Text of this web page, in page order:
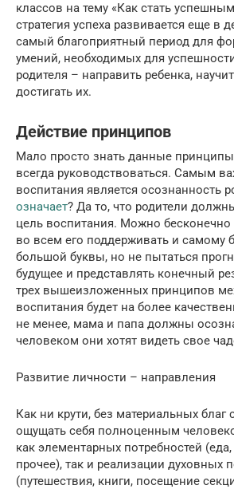
классов на тему «Как стать
стратегия успеха развивается еще в
самый благоприятный период для
умений, необходимых для
родителя – направить ребенка,
достигать их.
Действие принципов
Мало просто знать данные принципы
всегда руководствоваться. Самым
воспитания является осознанность
означает? Да то, что родители
цель воспитания. Можно бесконечно
во всем его поддерживать и самому
большой буквы, но не пытаться
будущее и представлять конечный
трех вышеизложенных принципов
воспитания будет на более
не менее, мама и папа должны
человеком они хотят видеть свое
Развитие личности – направления
Как ни крути, без материальных благ
ощущать себя полноценным
как элементарных потребностей
прочее), так и реализации духовных
(путешествия, книги, посещение